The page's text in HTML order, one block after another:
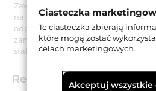
Zawiasy Kubica K6700 mogą
na drzwiach lewych, jak i na
odpowiednie do bezprzylgowych
zamontowanych na ościeżnicy
stalowej.
Regulacja 3D
Ciasteczka
Te ciasteczka zbierają
które mogą zostać
celach marketingowych.
Akceptuj wszystkie